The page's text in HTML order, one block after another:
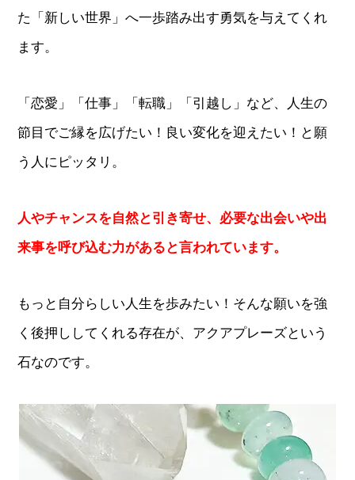
た「新しい世界」へ一歩踏み出す勇気を与えてくれ
ます。
「恋愛」「仕事」「転職」「引越し」など、人生の
節目でご縁を広げたい！良い変化を迎えたい！と願
う人にピッタリ。
人やチャンスを自然と引き寄せ、必要な出会いや出
来事を呼び込む力があると言われています。
もっと自分らしい人生を歩みたい！そんな願いを強
く後押ししてくれる存在が、アクアプレーズという
石なのです。